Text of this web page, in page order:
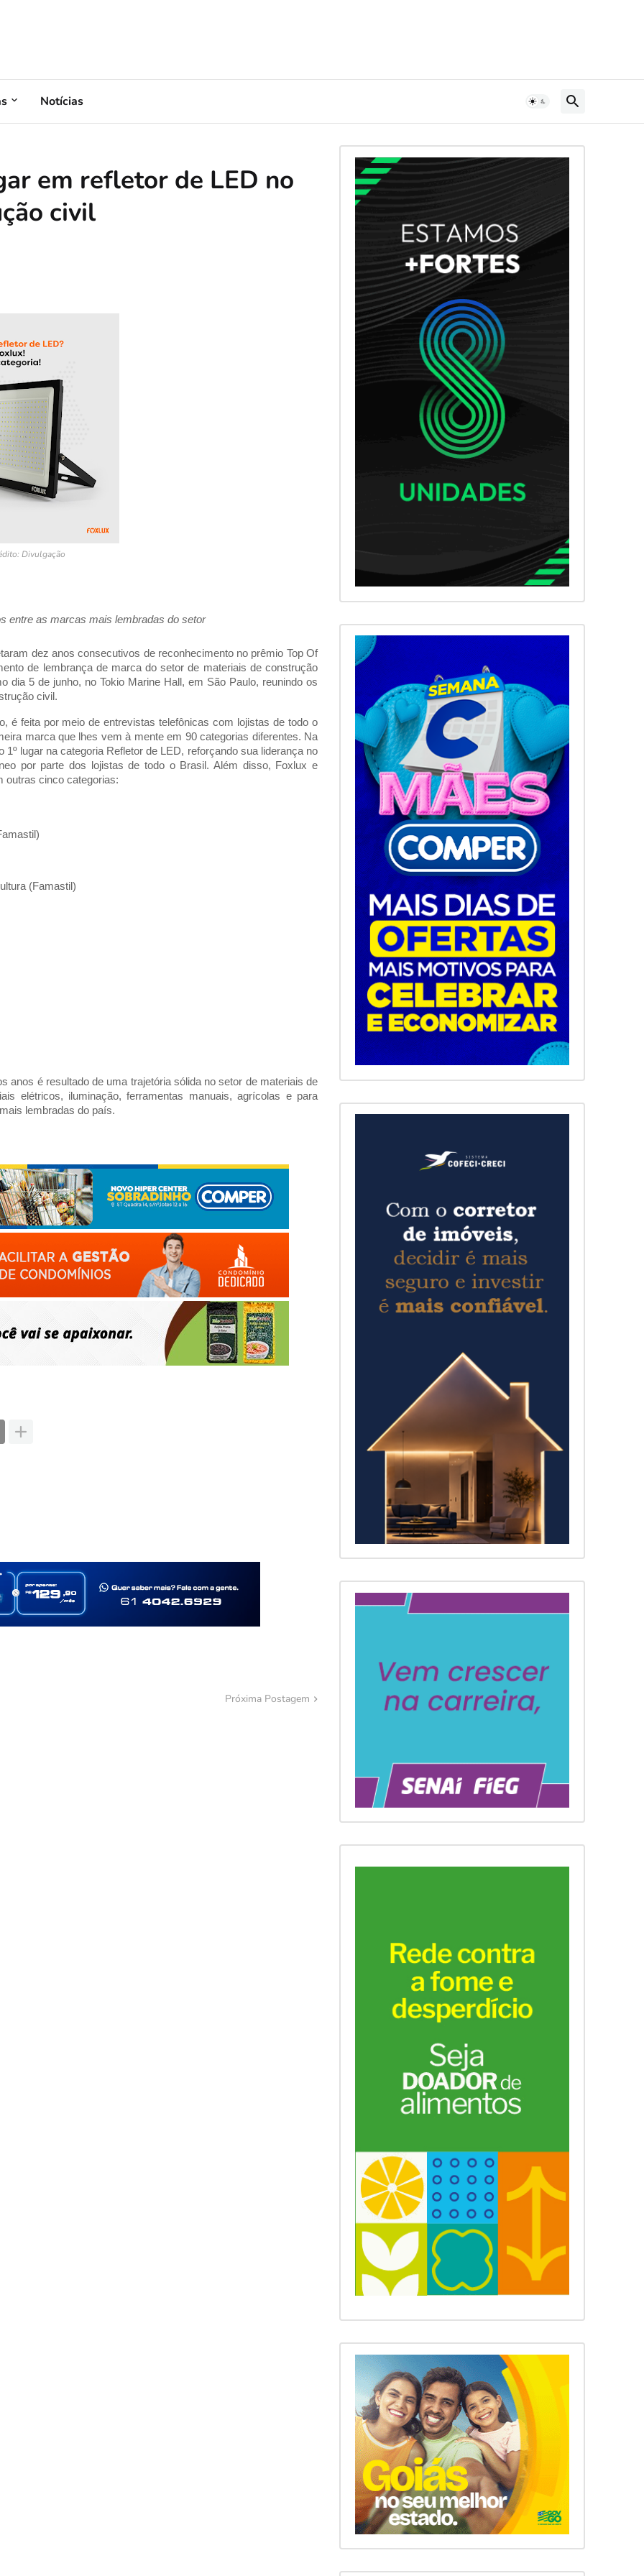
Notícias
em refletor de LED no
civil
Divulgação
entre as marcas mais lembradas do setor
dez anos consecutivos de reconhecimento no prêmio Top Of
de lembrança de marca do setor de materiais de construção
dia 5 de junho, no Tokio Marine Hall, em São Paulo, reunindo os
civil.
é feita por meio de entrevistas telefônicas com lojistas de todo o
marca que lhes vem à mente em 90 categorias diferentes. Na
lugar na categoria Refletor de LED, reforçando sua liderança no
por parte dos lojistas de todo o Brasil. Além disso, Foxlux e
outras cinco categorias:
(Famastil)
anos é resultado de uma trajetória sólida no setor de materiais de
elétricos, iluminação, ferramentas manuais, agrícolas e para
lembradas do país.
Próxima Postagem